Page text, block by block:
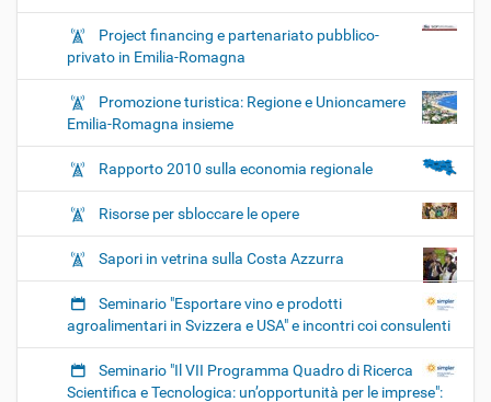
Project financing e partenariato pubblico-
privato in Emilia-Romagna
Promozione turistica: Regione e Unioncamere
Emilia-Romagna insieme
Rapporto 2010 sulla economia regionale
Risorse per sbloccare le opere
Sapori in vetrina sulla Costa Azzurra
Seminario "Esportare vino e prodotti
agroalimentari in Svizzera e USA" e incontri coi consulenti
Seminario "Il VII Programma Quadro di Ricerca
Scientifica e Tecnologica: un’opportunità per le imprese":